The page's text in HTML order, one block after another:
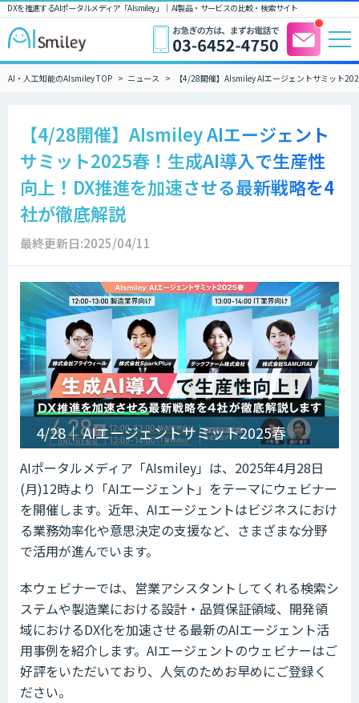
DXを推進するAIポータルメディア「AIsmiley」｜ AI製品・サービスの比較・検索サイト
AI・人工知能のAIsmiley TOP ニュース 【4/28開催】AIsmiley AIエージェントサミット
【4/28開催】AIsmiley AIエージェント
サミット2025春！生成AI導入で生産性
向上！DX推進を加速させる最新戦略を4
社が徹底解説
最終更新日:2025/04/11
4/28｜ AIエージェントサミット2025春
AIポータルメディア「AIsmiley」は、2025年4月28日
(月)12時より「AIエージェント」をテーマにウェビナー
を開催します。近年、AIエージェントはビジネスにおけ
る業務効率化や意思決定の支援など、さまざまな分野
で活用が進んでいます。
本ウェビナーでは、営業アシスタントしてくれる検索シ
ステムや製造業における設計・品質保証領域、開発領
域におけるDX化を加速させる最新のAIエージェント活
用事例を紹介します。AIエージェントのウェビナーはご
好評をいただいており、人気のためお早めにご登録く
ださい。